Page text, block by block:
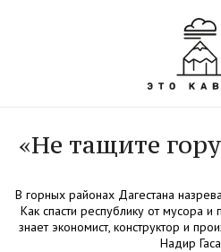
«Не тащите
В горных районах Дагестана
Как спасти республику от мусора
знает экономист, конструктор и
Надир